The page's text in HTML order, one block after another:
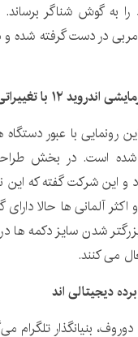
را به گوش شناگر
در دست گرفته شده
زمینه طراحی و حریم شخصی رونمایی کرد
و این شرکت گفته که این
اکثر آلمانی ‌ها حالا
شدن سایز دکمه
می‌ کنند.
دیجیتالی اند
دوروف، بنیانگذار